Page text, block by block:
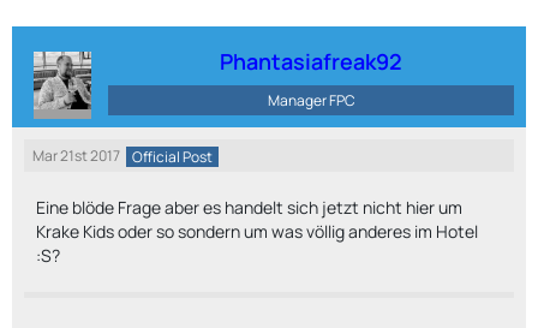
Phantasiafreak92
Manager FPC
Mar 21st 2017 Official Post
Eine blöde Frage aber es handelt sich jetzt nicht hier um
Krake Kids oder so sondern um was völlig anderes im Hotel
:S?